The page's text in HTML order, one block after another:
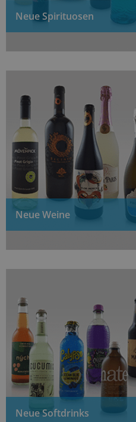
Neue Spirituosen
Neue Weine
Neue Softdrinks